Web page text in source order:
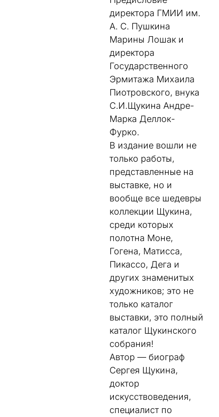
директора ГМИИ им.
А. С. Пушкина
Марины Лошак и
директора
Государственного
Эрмитажа Михаила
Пиотровского, внука
С.И.Щукина Андре-
Марка Деллок-
Фурко.
В издание вошли не
только работы,
представленные на
выставке, но и
вообще все шедевры
коллекции Щукина,
среди которых
полотна Моне,
Гогена, Матисса,
Пикассо, Дега и
других знаменитых
художников; это не
только каталог
выставки, это полный
каталог Щукинского
собрания!
Автор — биограф
Сергея Щукина,
доктор
искусствоведения,
специалист по